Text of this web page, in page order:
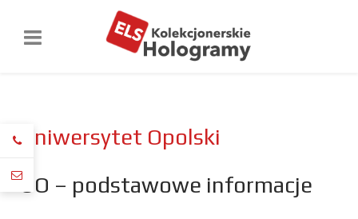
Uniwersytet Opolski
UO – podstawowe informacje